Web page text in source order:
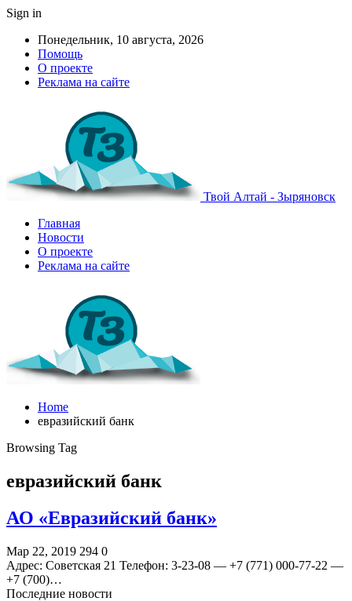
Sign in
Понедельник, 10 августа, 2026
Помощь
О проекте
Реклама на сайте
Твой Алтай - Зыряновск
Главная
Новости
О проекте
Реклама на сайте
Home
евразийский банк
Browsing Tag
евразийский банк
АО «Евразийский банк»
Мар 22, 2019 294 0
Адрес: Советская 21 Телефон: 3-23-08 — +7 (771) 000-77-22 —
+7 (700)…
Последние новости